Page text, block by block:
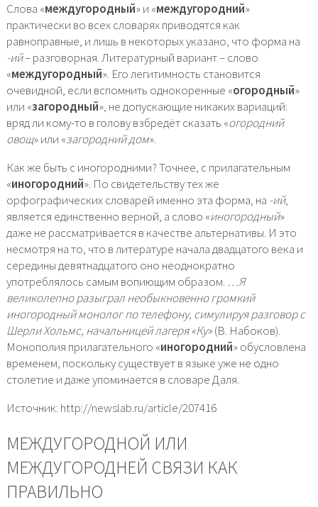
Слова «междугородный» и «междугородний»
практически во всех словарях приводятся как
равноправные, и лишь в некоторых указано, что форма на
-ий– разговорная. Литературный вариант – слово
«междугородный». Его легитимность становится
очевидной, если вспомнить однокоренные «огородный»
или «загородный», не допускающие никаких вариаций:
вряд ли кому-то в голову взбредёт сказать «огородний
овощ» или «загородний дом».
Как же быть с иногородними? Точнее, с прилагательным
«иногородний». По свидетельству тех же
орфографических словарей именно эта форма, на -ий,
является единственно верной, а слово «иногородный»
даже не рассматривается в качестве альтернативы. И это
несмотря на то, что в литературе начала двадцатого века и
середины девятнадцатого оно неоднократно
употреблялось самым вопиющим образом. …Я
великолепно разыграл необыкновенно громкий
иногородный монолог по телефону, симулируя разговор с
Шерли Хольмс, начальницей лагеря «Ку»(В. Набоков).
Монополия прилагательного «иногородний» обусловлена
временем, поскольку существует в языке уже не одно
столетие и даже упоминается в словаре Даля.
Источник: http://newslab.ru/article/207416
МЕЖДУГОРОДНОЙ ИЛИ
МЕЖДУГОРОДНЕЙ СВЯЗИ КАК
ПРАВИЛЬНО